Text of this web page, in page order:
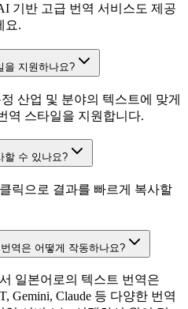
기반 고급 번역 서비스도 제공
요.
을 지원하나요?
산업 및 분야의 텍스트에 맞게
역 스타일을 지원합니다.
할 수 있나요?
릭으로 결과를 빠르게 복사할
역은 어떻게 작동하나요?
일본어로의 텍스트 번역은
Gemini, Claude 등 다양한 번역